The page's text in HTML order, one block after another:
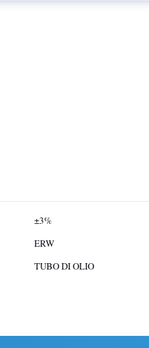
±3%
ERW
TUBO DI OLIO